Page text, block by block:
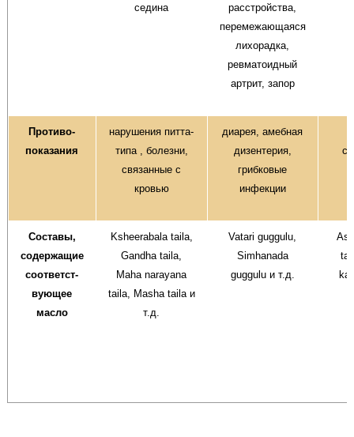
седина
расстройства,
перемежающаяся
лихорадка,
ревматоидный
артрит, запор
Противо-
показания
нарушения питта-
типа , болезни,
связанные с
кровью
диарея, амебная
дизентерия,
грибковые
инфекции
Составы,
содержащие
соответст-
вующее
масло
Ksheerabala taila,
Gandha taila,
Maha narayana
taila, Masha taila и
т.д.
Vatari guggulu,
Simhanada
guggulu и т.д.